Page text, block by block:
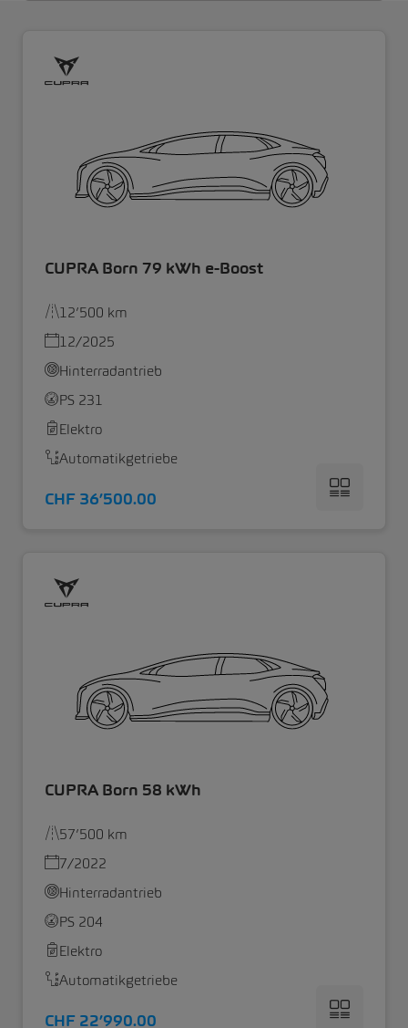
CUPRA Born 79 kWh e-Boost
12’500 km
12/2025
Hinterradantrieb
PS 231
Elektro
Automatikgetriebe
CHF 36’500.00
CUPRA Born 58 kWh
57’500 km
7/2022
Hinterradantrieb
PS 204
Elektro
Automatikgetriebe
CHF 22’990.00